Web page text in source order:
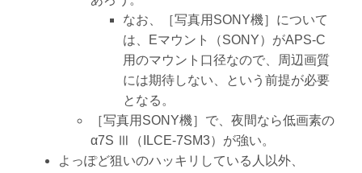
なお、［写真用SONY機］について
は、Eマウント（SONY）がAPS-C
用のマウント口径なので、周辺画質
には期待しない、という前提が必要
となる。
［写真用SONY機］で、夜間なら低画素の
α7S Ⅲ（ILCE-7SM3）が強い。
よっぽど狙いのハッキリしている人以外、